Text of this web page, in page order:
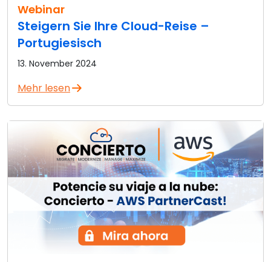
Webinar
Steigern Sie Ihre Cloud-Reise –
Portugiesisch
13. November 2024
Mehr lesen